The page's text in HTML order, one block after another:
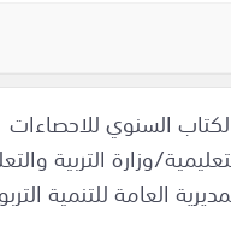
السنوي للاحصاءات
وزارة التربية
العامة للتنمية